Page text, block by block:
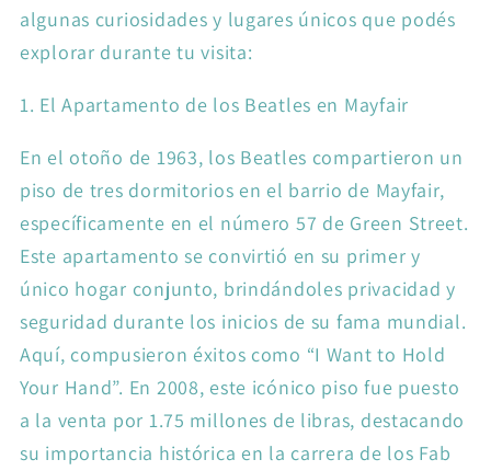
algunas curiosidades y lugares únicos que podés
explorar durante tu visita:
1. El Apartamento de los Beatles en Mayfair
En el otoño de 1963, los Beatles compartieron un
piso de tres dormitorios en el barrio de Mayfair,
específicamente en el número 57 de Green Street.
Este apartamento se convirtió en su primer y
único hogar conjunto, brindándoles privacidad y
seguridad durante los inicios de su fama mundial.
Aquí, compusieron éxitos como “I Want to Hold
Your Hand”. En 2008, este icónico piso fue puesto
a la venta por 1.75 millones de libras, destacando
su importancia histórica en la carrera de los Fab